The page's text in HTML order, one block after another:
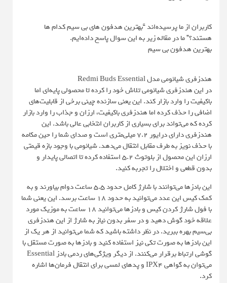
کاربران از ما پرسیده‌اند “بهترین هدفون های بی سیم کدام ها
هستند؟” ما در مقاله زیر به این سوال پاسخ داده‌ایم.
بهترین هدفون بی سیم
هندزفری شیائومی مدل Redmi Buds Essential
در این هندزفری شیائومی تلاش خود را کرده تا محصولی پایه‌ای اما
باکیفیت را وارد بازار کند. این یعنی سازنده چینی برخی از قابلیت‌های
اضافی را حذف کرده اما هندزفری باکیفیت، ارزان و جذاب را وارد بازار
کرده که می‌تواند برای بسیاری از کاربران انتخابی عالی باشد. این
هندزفری دارای درایور 7.2 میلی‌متری است و صدای شما را حین مکامه
با حذف نویز به طرف مقابل انتقال می‌دهد. شیائومی با وجود بازه قیمتی
ارزان این محصول از بلوتوث 5.2 استفاده کرده تا اتصالی پایدار و
بدون قطعی و اختلال را تجربه کنید.
این بادزها می‌توانند با شارژ کامل حدود 5.5 ساعت دوام بیاورند و به
کمک کیس این عدد می‌توانید به حدود 18 ساعت برسد. این یعنی شما
با فول شارژ کردن کیس و بادزها می‌توانید 18 ساعت به موزیک مورد
علاقه خود گوش دهید و در سفر بدون نیاز به شارژ از این هندزفری
بی‌سیم بهره ببرید. در نظر داشته باشید که شما می‌توانید از هر یک از
این بادزها به صورت تکی نیز استفاده کنید و بادزها به صورت مستقل با
گوشی ارتباط برقرار می‌کنند. از دیگر ویژگی‌های ردمی بادز Essential
می‌توان به گواهی IPX4 و پدهای لمسی برای انتقال فرمان‌ها اشاره
کرد.